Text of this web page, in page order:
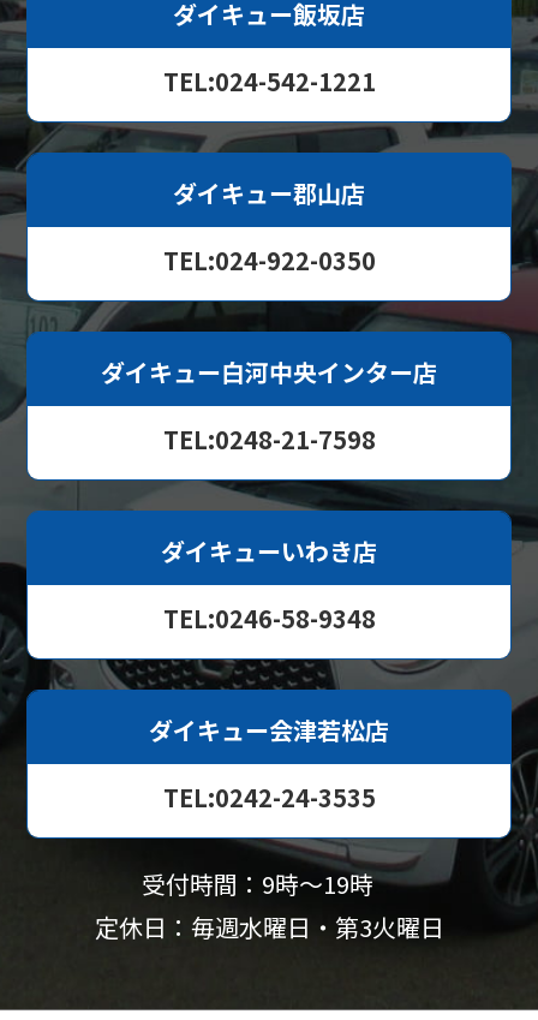
ダイキュー飯坂店
TEL:024-542-1221
ダイキュー郡山店
TEL:024-922-0350
ダイキュー白河中央インター店
TEL:0248-21-7598
ダイキューいわき店
TEL:0246-58-9348
ダイキュー会津若松店
TEL:0242-24-3535
受付時間：9時〜19時
定休日：毎週水曜日・第3火曜日